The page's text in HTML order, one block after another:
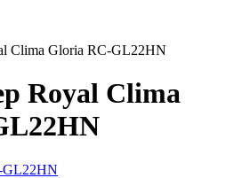
Clima Gloria RC-GL22HN
Royal Clima